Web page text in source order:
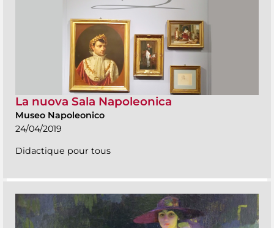
La nuova Sala Napoleonica
Museo Napoleonico
24/04/2019
Didactique pour tous